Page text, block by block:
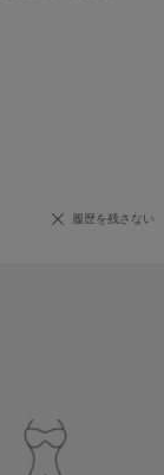
履歴を残さない